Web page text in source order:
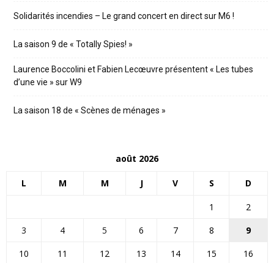
Solidarités incendies – Le grand concert en direct sur M6 !
La saison 9 de « Totally Spies! »
Laurence Boccolini et Fabien Lecœuvre présentent « Les tubes
d’une vie » sur W9
La saison 18 de « Scènes de ménages »
août 2026
L M M J V S D
1
2
3
4 5 6 7 8
9
10
11 12 13 14 15
16